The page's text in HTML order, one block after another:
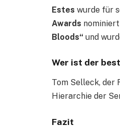
Estes wurde für
Awards nominiert
Bloods“ und
Wer ist der
Tom Selleck, der
Hierarchie der
Fazit